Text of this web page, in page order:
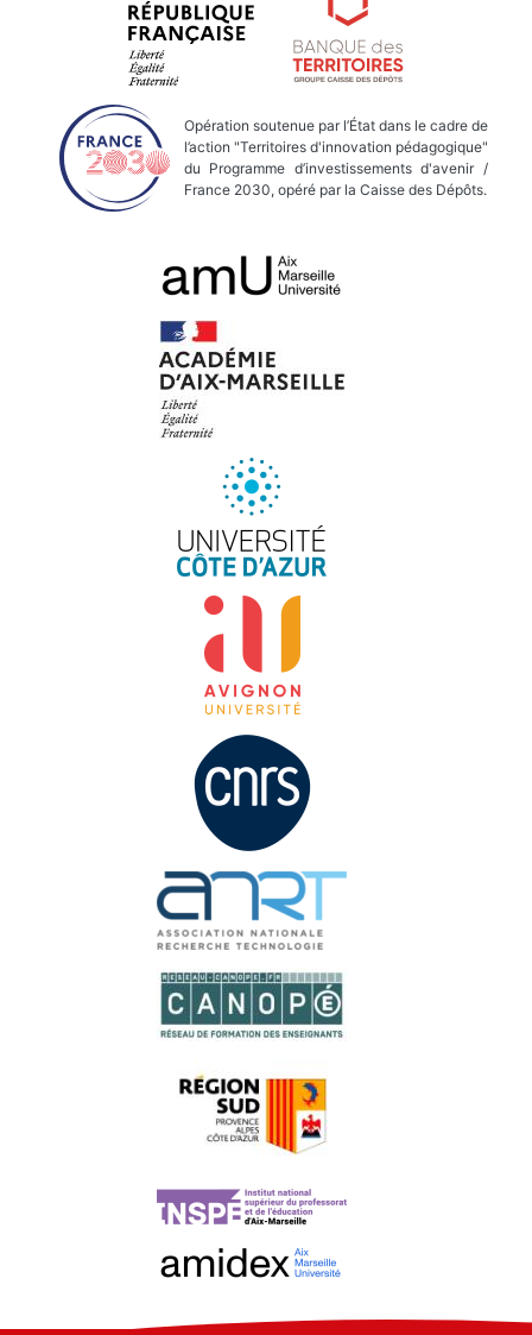
Opération soutenue par l’État dans le cadre de
l’action "Territoires d'innovation pédagogique"
du Programme d’investissements d'avenir /
France 2030, opéré par la Caisse des Dépôts.